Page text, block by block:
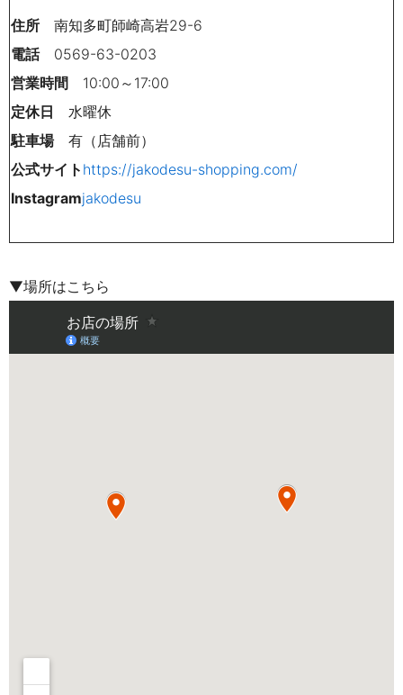
住所 南知多町師崎高岩29-6
電話 0569-63-0203
営業時間 10:00～17:00
定休日 水曜休
駐車場有（店舗前）
公式サイト https://jakodesu-shopping.com/
Instagramjakodesu
▼場所はこちら